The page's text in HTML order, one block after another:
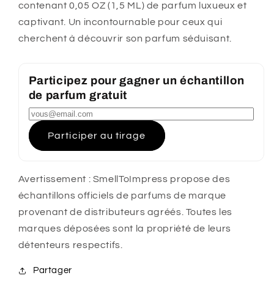
échantillon
de
parfum
de
parfum
échantillon
de
parfum
de
parfum
contenant 0,05 OZ (1,5 ML) de parfum luxueux et
captivant. Un incontournable pour ceux qui
cherchent à découvrir son parfum séduisant.
Participez pour gagner un échantillon
de parfum gratuit
Participer au tirage
Avertissement : SmellToImpress propose des
échantillons officiels de parfums de marque
provenant de distributeurs agréés. Toutes les
marques déposées sont la propriété de leurs
détenteurs respectifs.
Partager